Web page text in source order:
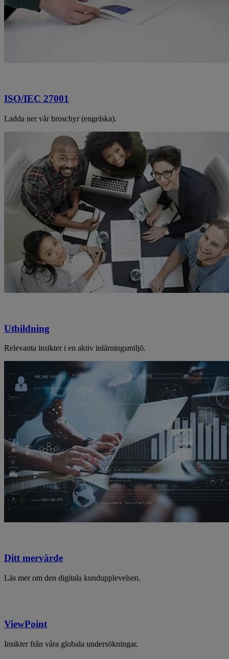
ISO/IEC 27001
Ladda ner vår broschyr (engelska).
Utbildning
Relevanta insikter i en aktiv inlärningsmiljö.
Ditt mervärde
Läs mer om den digitala kundupplevelsen.
ViewPoint
Insikter från våra globala undersökningar.